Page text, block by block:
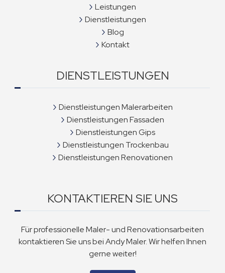
Leistungen
Dienstleistungen
Blog
Kontakt
DIENSTLEISTUNGEN
Dienstleistungen Malerarbeiten
Dienstleistungen Fassaden
Dienstleistungen Gips
Dienstleistungen Trockenbau
Dienstleistungen Renovationen
KONTAKTIEREN SIE UNS
Für professionelle Maler- und Renovationsarbeiten
kontaktieren Sie uns bei Andy Maler. Wir helfen Ihnen
gerne weiter!